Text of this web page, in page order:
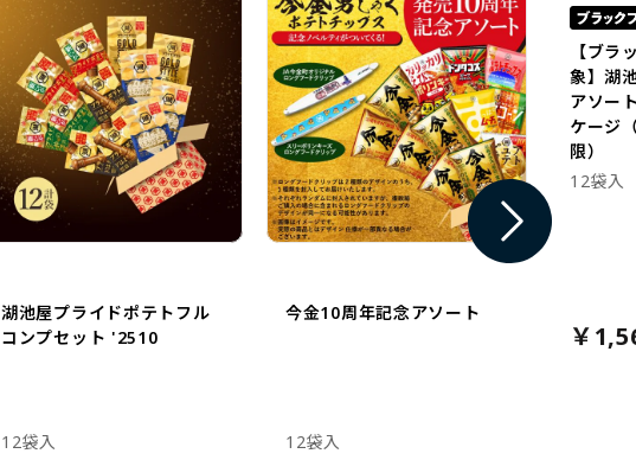
湖池屋プライドポテトフル
コンプセット '2510
12袋入
今金10周年記念アソート
12袋入
【ブラ
象】湖
アソー
ケージ
限）
12袋入
￥